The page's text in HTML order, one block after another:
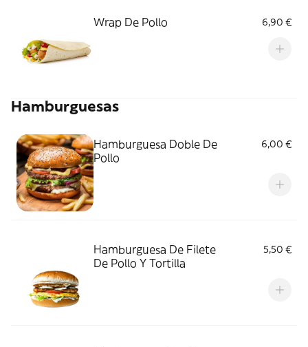
Wrap De Pollo 6,90 €
Hamburguesas
Hamburguesa Doble De
Pollo
6,00 €
Hamburguesa De Filete
De Pollo Y Tortilla
5,50 €